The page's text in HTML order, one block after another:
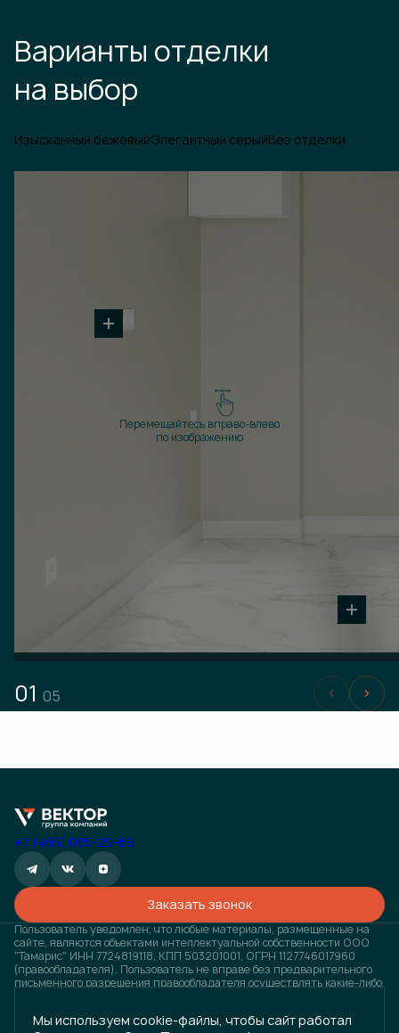
Варианты отделки
на выбор
Изысканный бежевыйЭлегантный серыйБез отделки
Перемещайтесь вправо-влево
по изображению
01 05
+7 (495) 085-29-69
Заказать звонок
Пользователь уведомлен, что любые материалы, размещенные на
сайте, являются объектами интеллектуальной собственности ООО
"Тамарис" ИНН 7724819118, КПП 503201001, ОГРН 1127746017960
(правообладателя). Пользователь не вправе без предварительного
письменного разрешения правообладателя осуществлять какие-либо
штрафов, предусмотренных законодательством РФ, а также на
Мы используем cookie-файлы, чтобы сайт работал